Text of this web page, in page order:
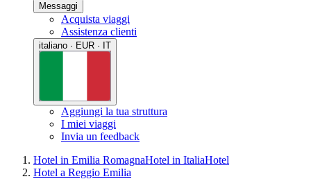
Messaggi
Acquista viaggi
Assistenza clienti
italiano · EUR · IT
Aggiungi la tua struttura
I miei viaggi
Invia un feedback
Hotel in Emilia RomagnaHotel in ItaliaHotel
Hotel a Reggio Emilia